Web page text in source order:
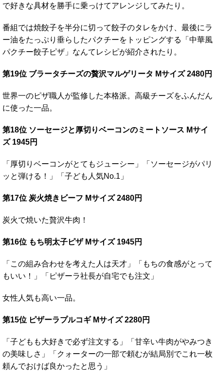
で好きな具材を勝手に乗っけてアレンジしてみたり。
番組では焼餃子を半分に切って餃子のタレをかけ、最後にラ
ー油をたっぷり垂らしたパクチーをトッピングする「中華風
パクチー餃子ピザ」なんてレシピが紹介されたり。
第19位 ブラータチーズの贅沢マルゲリータ Mサイズ 2480円
世界一のピザ職人が監修した本格派。高級チーズをふんだん
に使った一品。
第18位 ソーセージと厚切りベーコンのミートソース Mサイ
ズ 1945円
「厚切りベーコンがとてもジューシー」「ソーセージがパリ
ッと弾ける！」「子ども人気No.1」
第17位 炭火焼きビーフ Mサイズ 2480円
炭火で焼いた贅沢牛肉！
第16位 もち明太子ピザ Mサイズ 1945円
「この組み合わせを考えた人は天才」「もちの食感がとって
もいい！」「ピザーラ社長が自宅でも注文」
女性人気も高い一品。
第15位 ピザーラプルコギ Mサイズ 2280円
「子どもも大好きで必ず注文する」「甘辛い牛肉がやみつき
の美味しさ」「クォーターの一部で頼むが結局別でこれ一枚
頼んでおけば良かったと思う」